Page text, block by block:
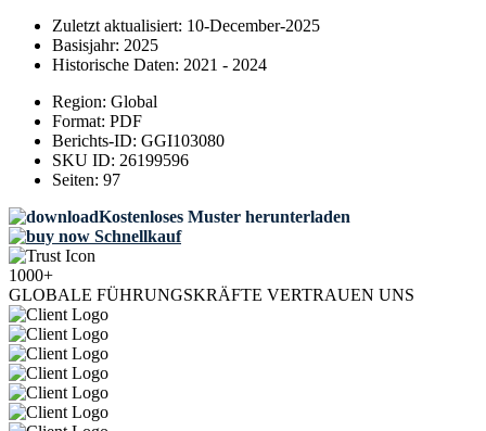
Zuletzt aktualisiert: 10-December-2025
Basisjahr: 2025
Historische Daten: 2021 - 2024
Region: Global
Format: PDF
Berichts-ID: GGI103080
SKU ID: 26199596
Seiten: 97
Kostenloses Muster herunterladen
Schnellkauf
1000+
GLOBALE FÜHRUNGSKRÄFTE VERTRAUEN UNS